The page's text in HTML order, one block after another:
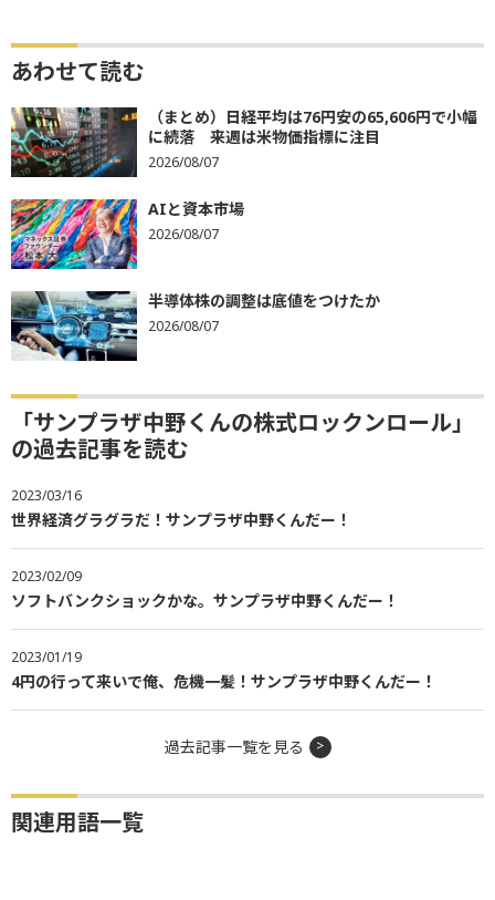
あわせて読む
（まとめ）日経平均は76円安の65,606円で小幅
に続落 来週は米物価指標に注目
2026/08/07
AIと資本市場
2026/08/07
半導体株の調整は底値をつけたか
2026/08/07
「サンプラザ中野くんの株式ロックンロール」
の過去記事を読む
2023/03/16
世界経済グラグラだ！サンプラザ中野くんだー！
2023/02/09
ソフトバンクショックかな。サンプラザ中野くんだー！
2023/01/19
4円の行って来いで俺、危機一髪！サンプラザ中野くんだー！
過去記事一覧を見る
関連用語一覧